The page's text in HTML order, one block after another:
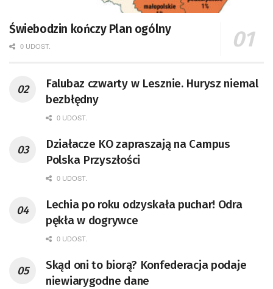
Świebodzin kończy Plan ogólny
0 UDOST.
Falubaz czwarty w Lesznie. Hurysz niemal
bezbłędny
0 UDOST.
Działacze KO zapraszają na Campus
Polska Przyszłości
0 UDOST.
Lechia po roku odzyskała puchar! Odra
pękła w dogrywce
0 UDOST.
Skąd oni to biorą? Konfederacja podaje
niewiarygodne dane